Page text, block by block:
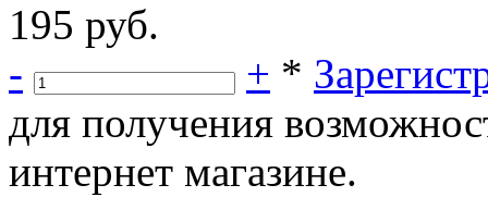
195 руб.
-
+ *
для получения
интернет магазине.